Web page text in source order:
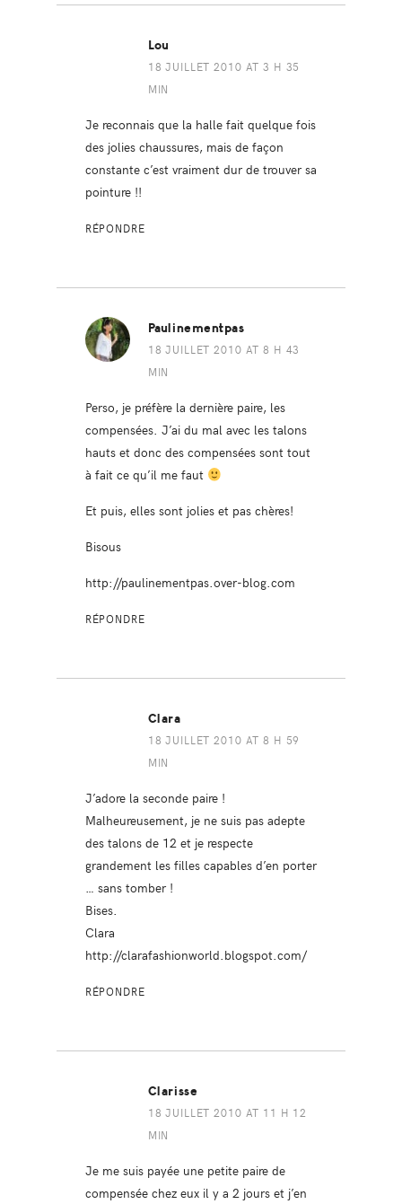
Lou
18 JUILLET 2010 AT 3 H 35
MIN
Je reconnais que la halle fait quelque fois
des jolies chaussures, mais de façon
constante c’est vraiment dur de trouver sa
pointure !!
RÉPONDRE
Paulinementpas
18 JUILLET 2010 AT 8 H 43
MIN
Perso, je préfère la dernière paire, les
compensées. J’ai du mal avec les talons
hauts et donc des compensées sont tout
à fait ce qu’il me faut
Et puis, elles sont jolies et pas chères!
Bisous
http://paulinementpas.over-blog.com
RÉPONDRE
Clara
18 JUILLET 2010 AT 8 H 59
MIN
J’adore la seconde paire !
Malheureusement, je ne suis pas adepte
des talons de 12 et je respecte
grandement les filles capables d’en porter
… sans tomber !
Bises.
Clara
http://clarafashionworld.blogspot.com/
RÉPONDRE
Clarisse
18 JUILLET 2010 AT 11 H 12
MIN
Je me suis payée une petite paire de
compensée chez eux il y a 2 jours et j’en